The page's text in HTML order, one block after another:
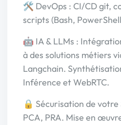
🛠️ DevOps : CI/CD git,
scripts (Bash,
🤖 IA & LLMs :
à des solutions métiers
Langchain.
Inférence et WebRTC.
🔒 Sécurisation de votre
PCA, PRA. Mise en